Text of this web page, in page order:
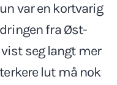
var en kortvarig
fra Øst-
vist seg langt mer
lut må nok